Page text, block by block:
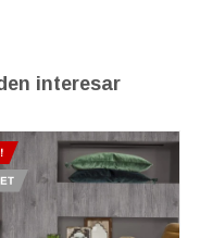
interesar